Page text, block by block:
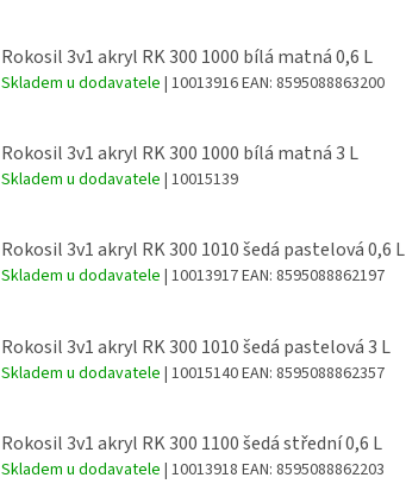
Rokosil 3v1 akryl RK 300 1000 bílá matná 0,6 L
Skladem u dodavatele | 10013916EAN: 8595088863200
Rokosil 3v1 akryl RK 300 1000 bílá matná 3 L
Skladem u dodavatele | 10015139
Rokosil 3v1 akryl RK 300 1010 šedá pastelová 0,6 L
Skladem u dodavatele | 10013917EAN: 8595088862197
Rokosil 3v1 akryl RK 300 1010 šedá pastelová 3 L
Skladem u dodavatele | 10015140EAN: 8595088862357
Rokosil 3v1 akryl RK 300 1100 šedá střední 0,6 L
Skladem u dodavatele | 10013918 EAN: 8595088862203